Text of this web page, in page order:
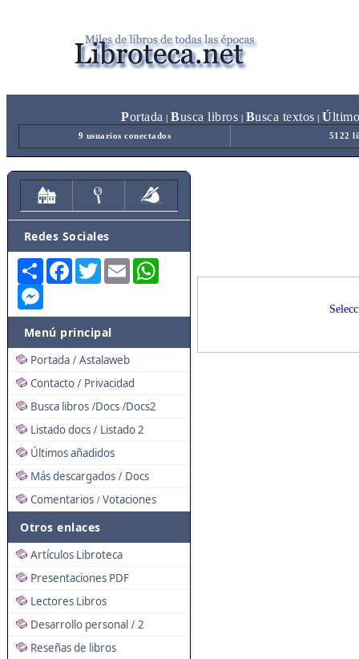
Portada Busca libros Busca textos Ú
9 usuarios conectados 5122
Redes Sociales
Share FacebookTwitterEmail
Menú principal
Portada / Astalaweb
Contacto / Privacidad
Busca libros /Docs /Docs2
Listado docs / Listado 2
Últimos añadidos
Más descargados / Docs
Comentarios / Votaciones
Otros enlaces
Artículos Libroteca
Presentaciones PDF
Lectores Libros
Desarrollo personal / 2
Reseñas de libros